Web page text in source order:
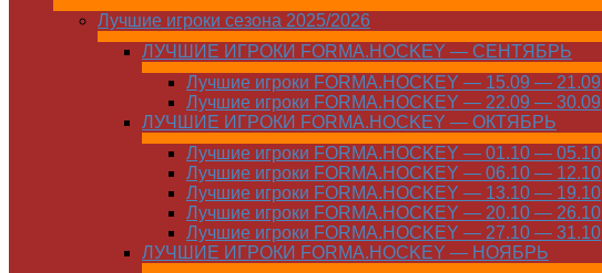
Лучшие игроки сезона 2025/2026
ЛУЧШИЕ ИГРОКИ FORMA.HOCKEY — СЕНТЯБРЬ
Лучшие игроки FORMA.HOCKEY — 15.09 — 21.09
Лучшие игроки FORMA.HOCKEY — 22.09 — 30.09
ЛУЧШИЕ ИГРОКИ FORMA.HOCKEY — ОКТЯБРЬ
Лучшие игроки FORMA.HOCKEY — 01.10 — 05.10
Лучшие игроки FORMA.HOCKEY — 06.10 — 12.10
Лучшие игроки FORMA.HOCKEY — 13.10 — 19.10
Лучшие игроки FORMA.HOCKEY — 20.10 — 26.10
Лучшие игроки FORMA.HOCKEY — 27.10 — 31.10
ЛУЧШИЕ ИГРОКИ FORMA.HOCKEY — НОЯБРЬ